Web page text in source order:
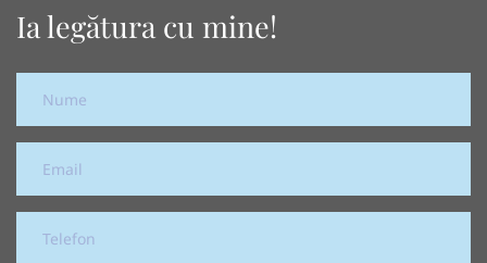
Ia legătura cu mine!